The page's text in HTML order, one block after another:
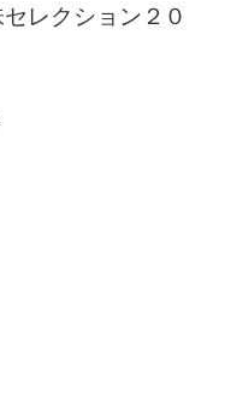
レクション２０